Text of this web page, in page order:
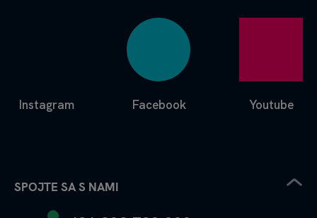
Facebook
Instagram Youtube
SPOJTE SA S NAMI